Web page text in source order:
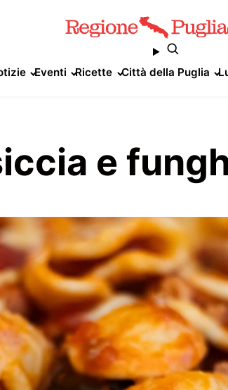
Eventi Ricette Città della Puglia
e